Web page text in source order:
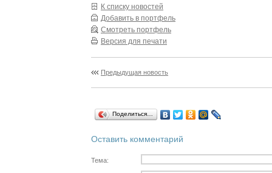
К списку новостей
Добавить в портфель
Смотреть портфель
Версия для печати
Предыдущая новость
Поделиться…
Оставить комментарий
Тема: